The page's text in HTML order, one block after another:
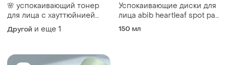
🌸 успокаивающий тонер
для лица с хауттюйнией
abib heartleaf calming toner
skin booster 1 ml срок до
Другой и еще 1
Успокаивающие диски для
лица abib heartleaf spot pad
calming touch 150 ml/80 шт
150 мл